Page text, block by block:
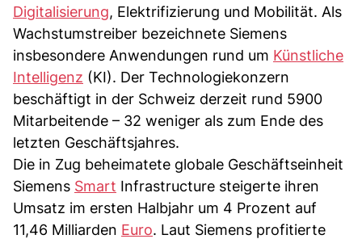
Digitalisierung, Elektrifizierung und Mobilität. Als
Wachstumstreiber bezeichnete Siemens
insbesondere Anwendungen rund um Künstliche
Intelligenz (KI). Der Technologiekonzern
beschäftigt in der Schweiz derzeit rund 5900
Mitarbeitende – 32 weniger als zum Ende des
letzten Geschäftsjahres.
Die in Zug beheimatete globale Geschäftseinheit
Siemens Smart Infrastructure steigerte ihren
Umsatz im ersten Halbjahr um 4 Prozent auf
11,46 Milliarden Euro. Laut Siemens profitierte